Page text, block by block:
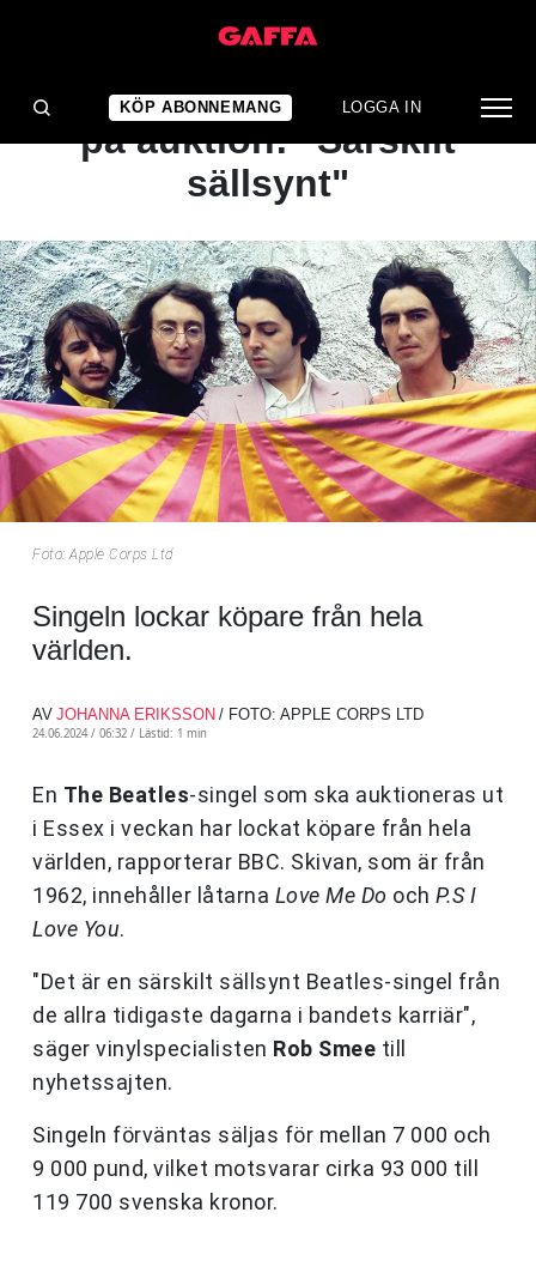
KÖP ABONNEMANG LOGGA IN
NYHET
The Beatles-singel säljs
på auktion: "Särskilt
sällsynt"
Foto: Apple Corps Ltd
Singeln lockar köpare från hela
världen.
AV JOHANNA ERIKSSON / FOTO: APPLE CORPS LTD
24.06.2024 / 06:32 / Lästid: 1 min
En The Beatles-singel som ska auktioneras ut
i Essex i veckan har lockat köpare från hela
världen, rapporterar BBC. Skivan, som är från
1962, innehåller låtarna Love Me Do och P.S I
Love You.
"Det är en särskilt sällsynt Beatles-singel från
de allra tidigaste dagarna i bandets karriär",
säger vinylspecialisten Rob Smee till
nyhetssajten.
Singeln förväntas säljas för mellan 7 000 och
9 000 pund, vilket motsvarar cirka 93 000 till
119 700 svenska kronor.